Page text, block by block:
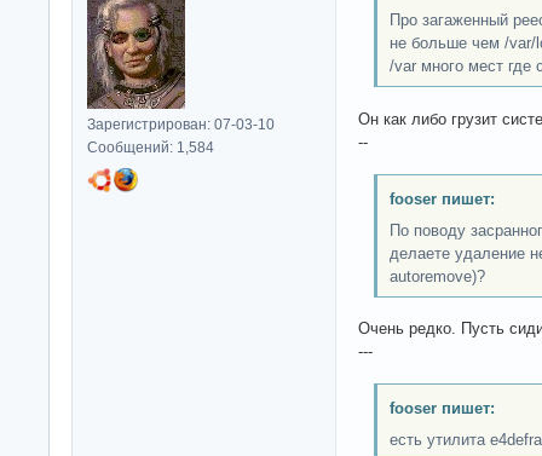
Зарегистрирован: 07-03-10
Сообщений: 1,584
Про загаженный
не больше чем /var/
/var много мест где
Он как либо грузит
--
fooser пишет:
По поводу
делаете удаление
autoremove)?
Очень редко. Пусть
---
fooser пишет:
есть утилита